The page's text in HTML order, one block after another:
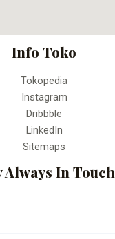
Info Toko
Tokopedia
Instagram
Dribbble
LinkedIn
Sitemaps
Always In Touch